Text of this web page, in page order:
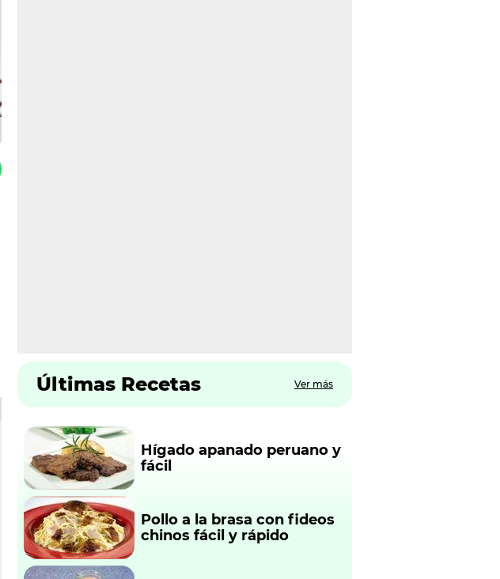
Últimas Recetas Ver más
Hígado apanado peruano y
fácil
Pollo a la brasa con fideos
chinos fácil y rápido